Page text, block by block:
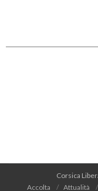
Corsica
Accolta
Attualità